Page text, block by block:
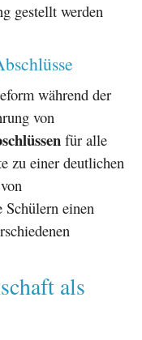
gestellt werden
während der
von
für alle
zu einer deutlichen
Schülern einen
als